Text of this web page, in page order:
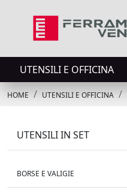
UTENSILI E OFFICINA
HOME UTENSILI E OFFICINA
UTENSILI IN SET
BORSE E VALIGIE